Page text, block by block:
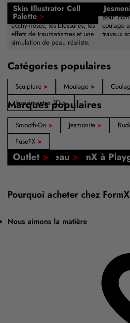
Skin Illustrator Cell
Palette >
Palette de maquillage activée
à l'alcool pour les
ecchymoses, les blessures, les
effets de traumatismes et une
simulation de peau réaliste.
pour
coulage
travaux
Catégories populaires
Sculpture > Moulage >
Imprimantes 3D>
Marques populaires
Smooth-On > Jesmonite >
FuseFX >
Nos boutiques :
Tutoriels en ligne>
FormX Academy>
Événement : FormX à
Carte-cadeau >
Outlet >
Pourquoi acheter chez
Nous aimons la matière